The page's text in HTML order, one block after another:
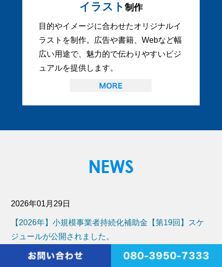
イラスト 制作
目的やイメージに合わせたオリジナルイ
ラストを制作。広告や書籍、Webなど幅
広い用途で、魅力的で伝わりやすいビジ
ュアルを提供します。
2026年01月29日
【2026年】小規模事業者持続化補助金【第19回】スケ
ジュールが公開されました。
2025年09月01日